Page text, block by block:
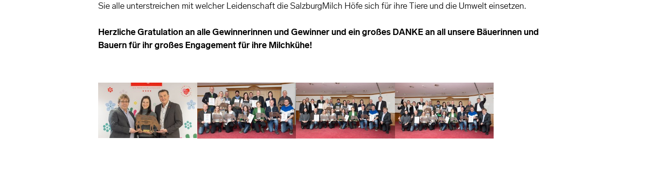
Sie alle unterstreichen mit welcher Leidenschaft die SalzburgMilch Höfe sich für ihre Tiere und die Umwelt einsetzen.
Herzliche Gratulation an alle Gewinnerinnen und Gewinner und ein großes DANKE an all unsere Bäuerinnen und
Bauern für ihr großes Engagement für ihre Milchkühe!